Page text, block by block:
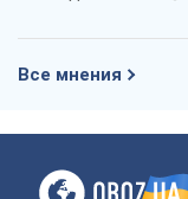
Все мнения